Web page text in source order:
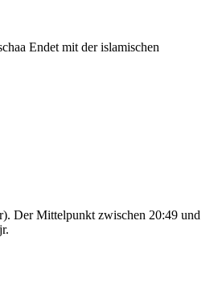
Endet mit der islamischen
Der Mittelpunkt zwischen 20:49 und